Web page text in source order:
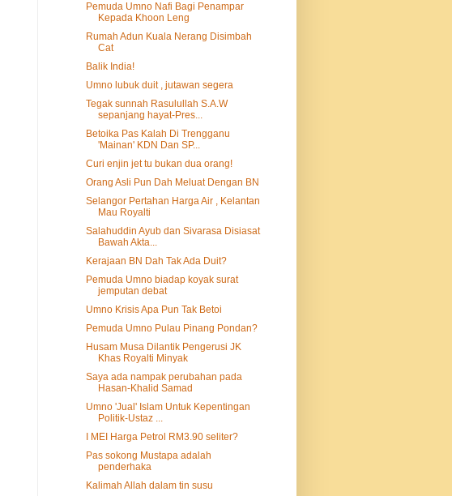
Pemuda Umno Nafi Bagi Penampar
Kepada Khoon Leng
Rumah Adun Kuala Nerang Disimbah
Cat
Balik India!
Umno lubuk duit , jutawan segera
Tegak sunnah Rasulullah S.A.W
sepanjang hayat-Pres...
Betoika Pas Kalah Di Trengganu
'Mainan' KDN Dan SP...
Curi enjin jet tu bukan dua orang!
Orang Asli Pun Dah Meluat Dengan BN
Selangor Pertahan Harga Air , Kelantan
Mau Royalti
Salahuddin Ayub dan Sivarasa Disiasat
Bawah Akta...
Kerajaan BN Dah Tak Ada Duit?
Pemuda Umno biadap koyak surat
jemputan debat
Umno Krisis Apa Pun Tak Betoi
Pemuda Umno Pulau Pinang Pondan?
Husam Musa Dilantik Pengerusi JK
Khas Royalti Minyak
Saya ada nampak perubahan pada
Hasan-Khalid Samad
Umno 'Jual' Islam Untuk Kepentingan
Politik-Ustaz ...
I MEI Harga Petrol RM3.90 seliter?
Pas sokong Mustapa adalah
penderhaka
Kalimah Allah dalam tin susu